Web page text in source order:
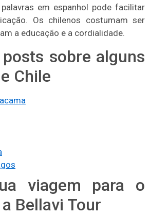
em espanhol pode facilitar
Os chilenos costumam ser
a educação e a cordialidade.
sobre alguns
Chile
viagem para o
Bellavi Tour